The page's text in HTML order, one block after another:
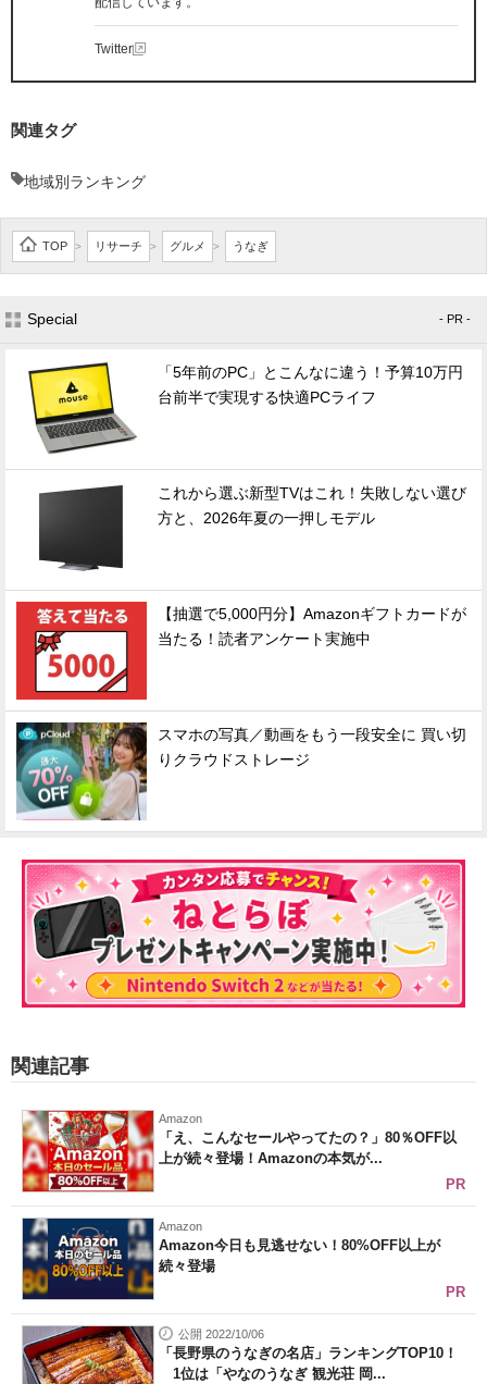
Twitter
関連タグ
地域別ランキング
TOP > リサーチ > グルメ > うなぎ
Special - PR -
「5年前のPC」とこんなに違う！予算10万円
台前半で実現する快適PCライフ
これから選ぶ新型TVはこれ！失敗しない選び
方と、2026年夏の一押しモデル
【抽選で5,000円分】Amazonギフトカードが
当たる！読者アンケート実施中
スマホの写真／動画をもう一段安全に 買い切
りクラウドストレージ
関連記事
Amazon
「え、こんなセールやってたの？」80％OFF以
上が続々登場！Amazonの本気が...
PR
Amazon
Amazon今日も見逃せない！80%OFF以上が
続々登場
PR
公開 2022/10/06
「長野県のうなぎの名店」ランキングTOP10！
1位は「やなのうなぎ 観光荘 岡...